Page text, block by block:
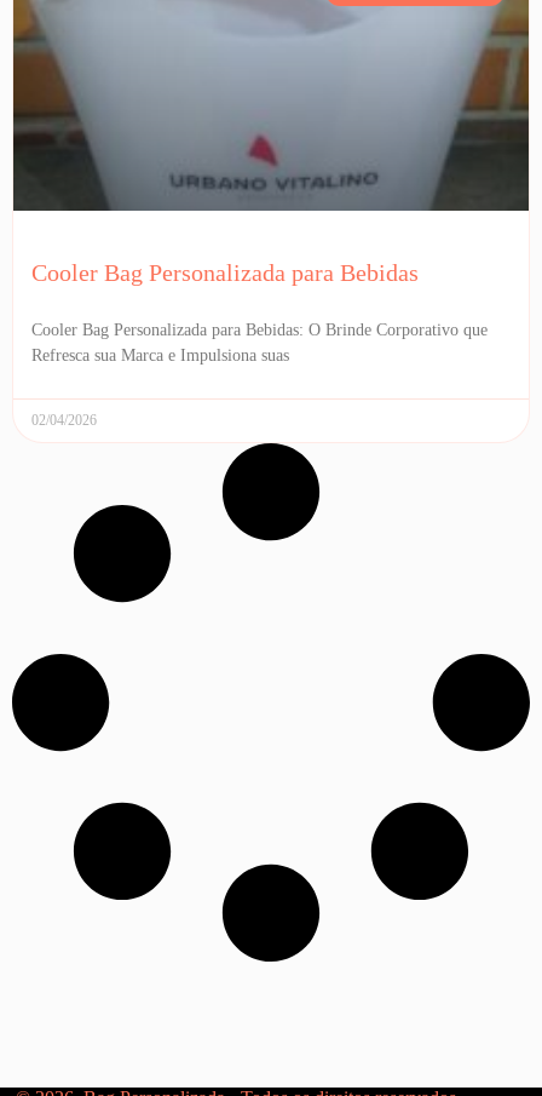
Cooler Bag Personalizada para Bebidas
Cooler Bag Personalizada para Bebidas: O Brinde Corporativo que
Refresca sua Marca e Impulsiona suas
02/04/2026